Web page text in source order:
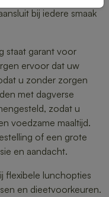
bij iedere smaak
staat garant voor
ervoor dat uw
u zonder zorgen
met dagverse
zodat u
voedzame maaltijd.
of een grote
en aandacht.
flexibele lunchopties
en dieetvoorkeuren.